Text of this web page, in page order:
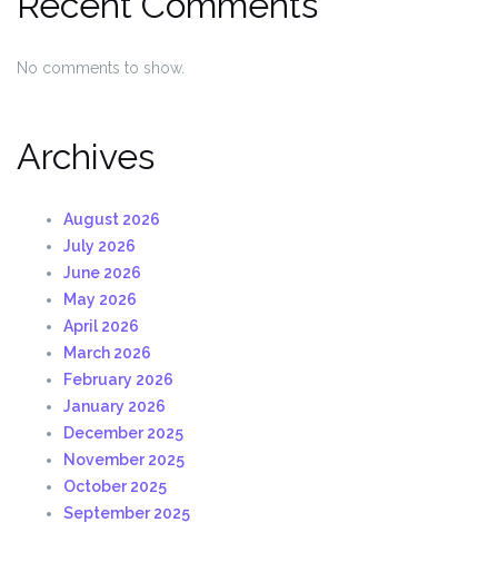
No comments to show.
Archives
August 2026
July 2026
June 2026
May 2026
April 2026
March 2026
February 2026
January 2026
December 2025
November 2025
October 2025
September 2025